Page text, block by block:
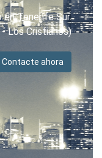
en Tenerife Sur.
- Los Cristianos)
Contacte ahora